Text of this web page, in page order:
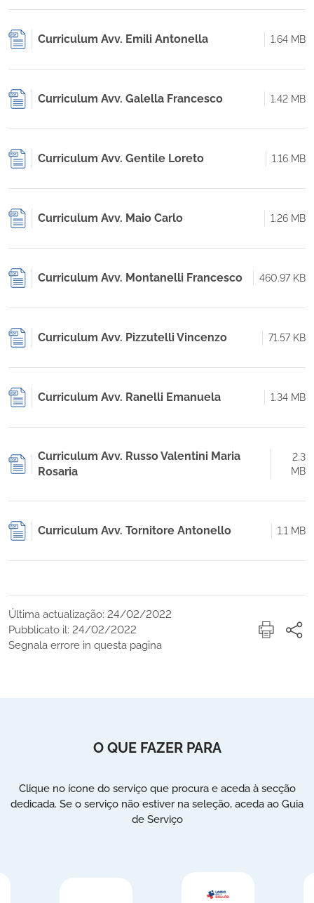
Curriculum Avv. Emili Antonella 1.64 MB
Curriculum Avv. Galella Francesco 1.42 MB
Curriculum Avv. Gentile Loreto 1.16 MB
Curriculum Avv. Maio Carlo 1.26 MB
Curriculum Avv. Montanelli Francesco 460.97 KB
Curriculum Avv. Pizzutelli Vincenzo 71.57 KB
Curriculum Avv. Ranelli Emanuela 1.34 MB
Curriculum Avv. Russo Valentini Maria
Rosaria
2.3
MB
Curriculum Avv. Tornitore Antonello 1.1 MB
Última actualização: 24/02/2022
Pubblicato il: 24/02/2022
Segnala errore in questa pagina
O QUE FAZER PARA
Clique no ícone do serviço que procura e aceda à secção
dedicada. Se o serviço não estiver na seleção, aceda ao Guia
de Serviço